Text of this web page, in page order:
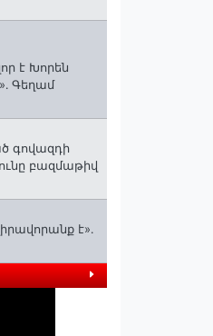
է Խորեն
Գեղամ
գովազդի
բազմաթիվ
է»․